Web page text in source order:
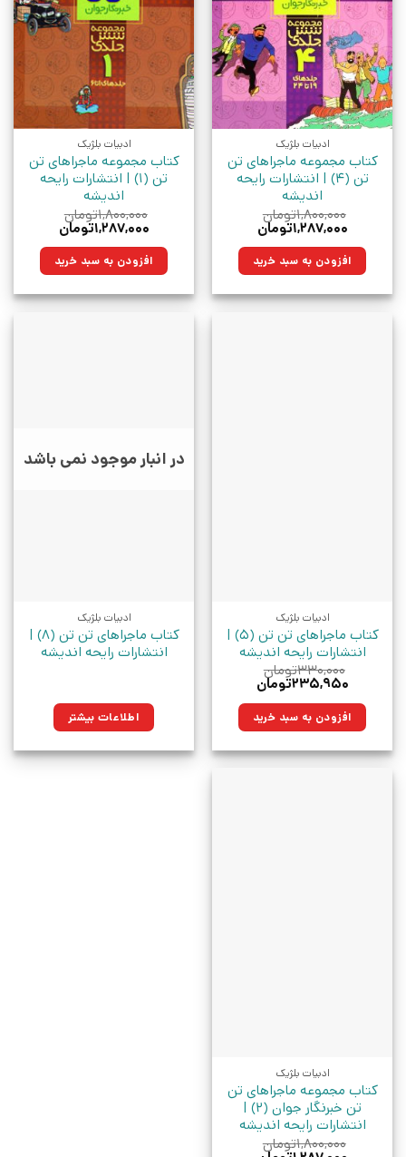
ادبیات بلژیک
کتاب مجموعه ماجراهای تن
تن (4) | انتشارات رایحه
اندیشه
۱,۸۰۰,۰۰۰تومان
قیمت
۱,۸۰۰,۰۰۰تومان
بود.
۱,۲۸۷,۰۰۰تومان
۱,۲۸۷,۰۰۰تومان.افزودن به سبد خرید
ادبیات بلژیک
کتاب مجموعه ماجراهای تن
تن (1) | انتشارات رایحه
اندیشه
۱,۸۰۰,۰۰۰تومان
قیمت
۱,۸۰۰,۰۰۰تومان
بود.
۱,۲۸۷,۰۰۰تومان
۱,۲۸۷,۰۰۰تومان.افزودن به سبد خرید
ادبیات بلژیک
کتاب ماجراهای تن تن (۵) |
انتشارات رایحه اندیشه
۳۳۰,۰۰۰تومان
قیمت
۳۳۰,۰۰۰تومان
بود.
۲۳۵,۹۵۰تومان
۲۳۵,۹۵۰تومان.افزودن به سبد خرید
در انبار موجود نمی باشد
ادبیات بلژیک
کتاب ماجراهای تن تن (8) |
انتشارات رایحه اندیشه
اطلاعات بیشتر
ادبیات بلژیک
کتاب مجموعه ماجراهای تن
تن خبرنگار جوان (2) |
انتشارات رایحه اندیشه
۱,۸۰۰,۰۰۰تومان